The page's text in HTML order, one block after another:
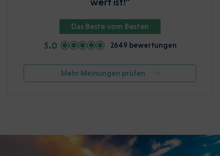
Das Beste vom Besten
5.0 2649 bewertungen
Mehr Meinungen prüfen